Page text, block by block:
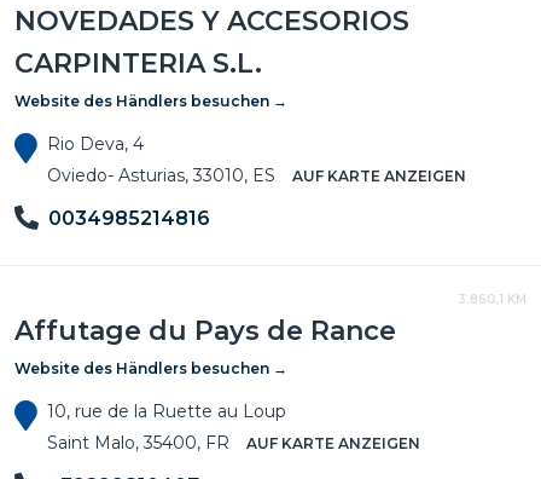
NOVEDADES Y ACCESORIOS
CARPINTERIA S.L.
Website des Händlers besuchen →
Rio Deva, 4
Oviedo- Asturias, 33010, ES
AUF KARTE ANZEIGEN
0034985214816
3.860,1 KM
Affutage du Pays de Rance
Website des Händlers besuchen →
10, rue de la Ruette au Loup
Saint Malo, 35400, FR
AUF KARTE ANZEIGEN